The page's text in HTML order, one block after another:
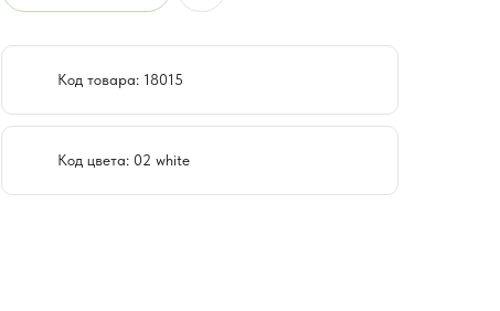
Код товара: 18015
Код цвета: 02 white